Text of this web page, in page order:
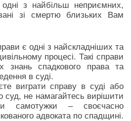
з найбільш неприємних,
зі смертю близьких Вам
є одні з найскладніших та
процесі. Такі справи
знань спадкового права та
в суді.
виграти справу в суді або
суд, не намагайтесь вирішити
самотужки – своєчасно
адвоката по спадщині.